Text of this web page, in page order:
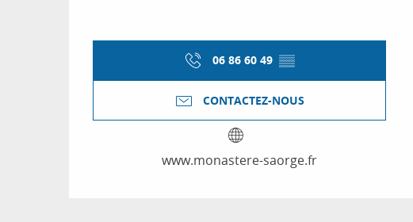
06 86 60 49 ▒▒
CONTACTEZ-NOUS
www.monastere-saorge.fr